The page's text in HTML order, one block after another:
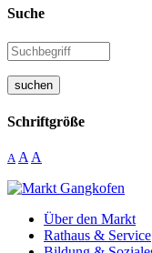
Suche
suchen
Schriftgröße
A A A
Über den Markt
Rathaus & Service